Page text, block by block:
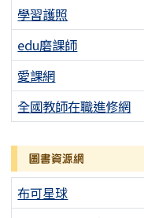
學習護照
edu磨課師
愛課網
全國教師在職進修網
圖書資源網
布可星球